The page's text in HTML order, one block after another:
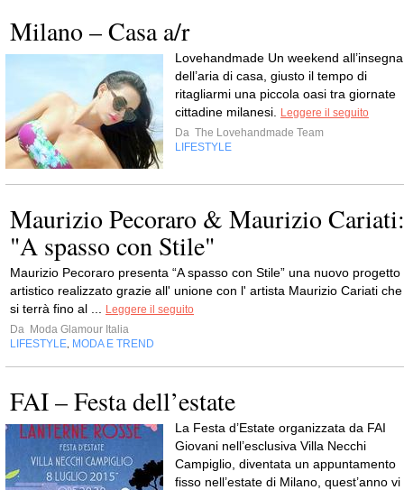
Milano – Casa a/r
Lovehandmade Un weekend all’insegna
dell’aria di casa, giusto il tempo di
ritagliarmi una piccola oasi tra giornate
cittadine milanesi.
Leggere il seguito
Da The Lovehandmade Team
LIFESTYLE
Maurizio Pecoraro & Maurizio Cariati:
"A spasso con Stile"
Maurizio Pecoraro presenta “A spasso con Stile” una nuovo progetto
artistico realizzato grazie all' unione con l' artista Maurizio Cariati che
si terrà fino al ...
Leggere il seguito
Da Moda Glamour Italia
LIFESTYLE MODA E TREND
FAI – Festa dell’estate
La Festa d’Estate organizzata da FAI
Giovani nell’esclusiva Villa Necchi
Campiglio, diventata un appuntamento
fisso nell’estate di Milano, quest’anno vi